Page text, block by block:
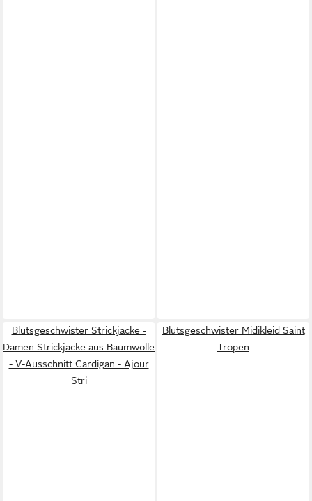
Blutsgeschwister Strickjacke -
Damen Strickjacke aus Baumwolle
- V-Ausschnitt Cardigan - Ajour
Stri
Blutsgeschwister Midikleid Saint
Tropen